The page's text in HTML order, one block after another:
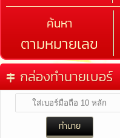
ค้นหา
ตามหมายเลข
กล่องทำนายเบอร์